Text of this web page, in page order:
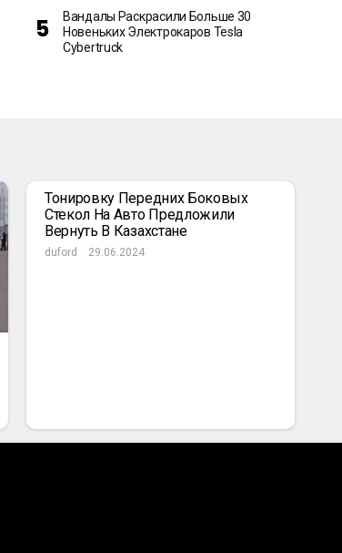
Вандалы Раскрасили Больше 30
Новеньких Электрокаров Tesla
Cybertruck
Тонировку Передних Боковых
Стекол На Авто Предложили
Вернуть В Казахстане
duford 29.06.2024